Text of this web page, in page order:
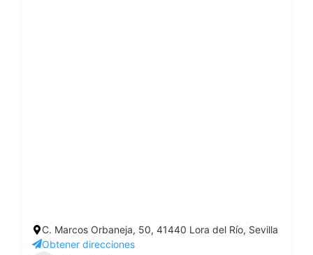
C. Marcos Orbaneja, 50, 41440 Lora del Río, Sevilla
Obtener direcciones